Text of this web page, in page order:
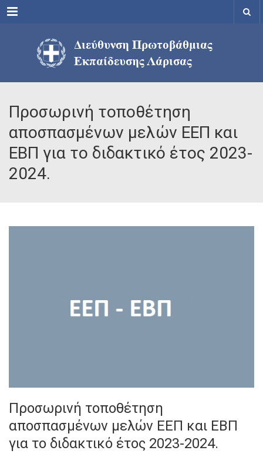
Menu
Προσωρινή τοποθέτηση
αποσπασμένων μελών ΕΕΠ και
ΕΒΠ για το διδακτικό έτος 2023-
2024.
Προσωρινή τοποθέτηση
αποσπασμένων μελών ΕΕΠ και ΕΒΠ
για το διδακτικό έτος 2023-2024.